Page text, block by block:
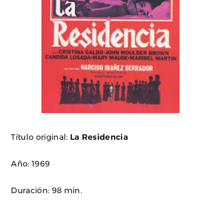
Título original: La Residencia
Año: 1969
Duración: 98 min.